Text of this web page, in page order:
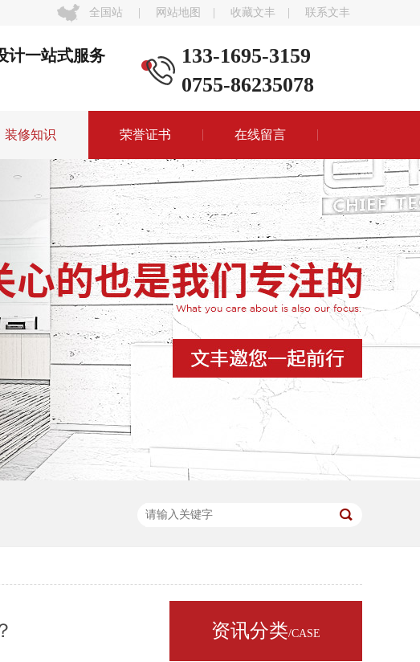
全国站 网站地图 收藏文丰 联系文丰
计一站式服务
133-1695-3159
0755-86235078
装修知识 荣誉证书 在线留言
资讯分类/CASE